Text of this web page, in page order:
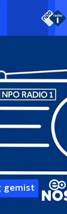
gemist